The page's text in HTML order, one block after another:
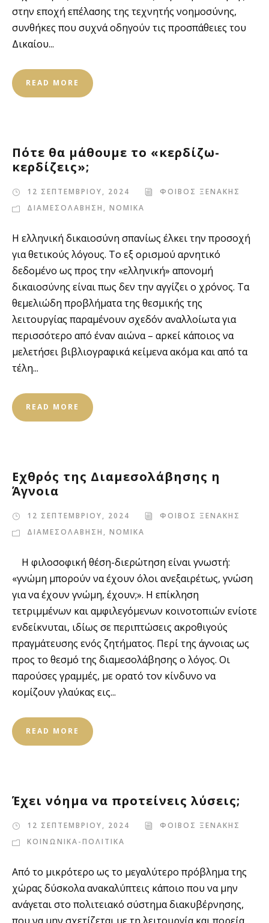
στην εποχή επέλασης της τεχνητής νοημοσύνης,
συνθήκες που συχνά οδηγούν τις προσπάθειες του
Δικαίου...
READ MORE
Πότε θα μάθουμε το «κερδίζω-
κερδίζεις»;
12 ΣΕΠΤΕΜΒΡΙΟΥ, 2024
ΦΟΙΒΟΣ ΞΕΝΑΚΗΣ
ΔΙΑΜΕΣΟΛΑΒΗΣΗ , ΝΟΜΙΚΑ
Η ελληνική δικαιοσύνη σπανίως έλκει την προσοχή
για θετικούς λόγους. Το εξ ορισμού αρνητικό
δεδομένο ως προς την «ελληνική» απονομή
δικαιοσύνης είναι πως δεν την αγγίζει ο χρόνος. Τα
θεμελιώδη προβλήματα της θεσμικής της
λειτουργίας παραμένουν σχεδόν αναλλοίωτα για
περισσότερο από έναν αιώνα – αρκεί κάποιος να
μελετήσει βιβλιογραφικά κείμενα ακόμα και από τα
τέλη...
READ MORE
Εχθρός της Διαμεσολάβησης η
Άγνοια
12 ΣΕΠΤΕΜΒΡΙΟΥ, 2024
ΦΟΙΒΟΣ ΞΕΝΑΚΗΣ
ΔΙΑΜΕΣΟΛΑΒΗΣΗ , ΝΟΜΙΚΑ
Η φιλοσοφική θέση-διερώτηση είναι γνωστή:
«γνώμη μπορούν να έχουν όλοι ανεξαιρέτως, γνώση
για να έχουν γνώμη, έχουν;». Η επίκληση
τετριμμένων και αμφιλεγόμενων κοινοτοπιών ενίοτε
ενδείκνυται, ιδίως σε περιπτώσεις ακροθιγούς
πραγμάτευσης ενός ζητήματος. Περί της άγνοιας ως
προς το θεσμό της διαμεσολάβησης ο λόγος. Οι
παρούσες γραμμές, με ορατό τον κίνδυνο να
κομίζουν γλαύκας εις...
READ MORE
Έχει νόημα να προτείνεις λύσεις;
12 ΣΕΠΤΕΜΒΡΙΟΥ, 2024
ΦΟΙΒΟΣ ΞΕΝΑΚΗΣ
ΚΟΙΝΩΝΙΚΑ-ΠΟΛΙΤΙΚΑ
Από το μικρότερο ως το μεγαλύτερο πρόβλημα της
χώρας δύσκολα ανακαλύπτεις κάποιο που να μην
ανάγεται στο πολιτειακό σύστημα διακυβέρνησης,